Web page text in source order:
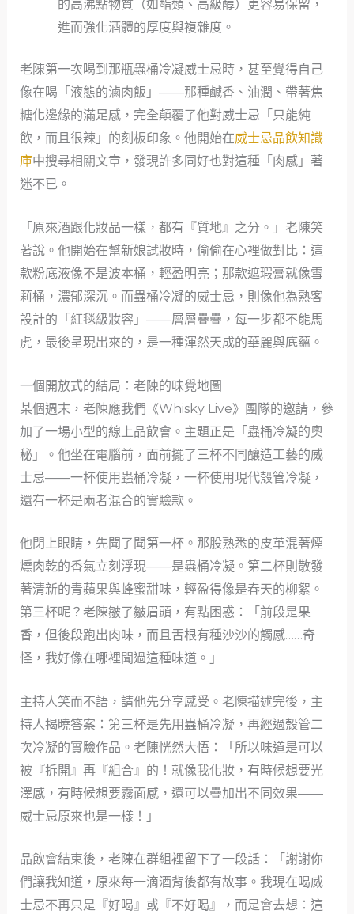
的高沸點物質（如酯類、高級醇）更容易保留，
進而強化酒體的厚度與複雜度。
老陳第一次喝到那瓶蟲桶冷凝威士忌時，甚至覺得自己
像在喝「液態的滷肉飯」——那種鹹香、油潤、帶著焦
糖化邊緣的滿足感，完全顛覆了他對威士忌「只能純
飲，而且很辣」的刻板印象。他開始在威士忌品飲知識
庫中搜尋相關文章，發現許多同好也對這種「肉感」著
迷不已。
「原來酒跟化妝品一樣，都有『質地』之分。」老陳笑
著說。他開始在幫新娘試妝時，偷偷在心裡做對比：這
款粉底液像不是波本桶，輕盈明亮；那款遮瑕膏就像雪
莉桶，濃郁深沉。而蟲桶冷凝的威士忌，則像他為熟客
設計的「紅毯級妝容」——層層疊疊，每一步都不能馬
虎，最後呈現出來的，是一種渾然天成的華麗與底蘊。
一個開放式的結局：老陳的味覺地圖
某個週末，老陳應我們《Whisky Live》團隊的邀請，參
加了一場小型的線上品飲會。主題正是「蟲桶冷凝的奧
秘」。他坐在電腦前，面前擺了三杯不同釀造工藝的威
士忌——一杯使用蟲桶冷凝，一杯使用現代殼管冷凝，
還有一杯是兩者混合的實驗款。
他閉上眼睛，先聞了聞第一杯。那股熟悉的皮革混著煙
燻肉乾的香氣立刻浮現——是蟲桶冷凝。第二杯則散發
著清新的青蘋果與蜂蜜甜味，輕盈得像是春天的柳絮。
第三杯呢？老陳皺了皺眉頭，有點困惑：「前段是果
香，但後段跑出肉味，而且舌根有種沙沙的觸感……奇
怪，我好像在哪裡聞過這種味道。」
主持人笑而不語，請他先分享感受。老陳描述完後，主
持人揭曉答案：第三杯是先用蟲桶冷凝，再經過殼管二
次冷凝的實驗作品。老陳恍然大悟：「所以味道是可以
被『拆開』再『組合』的！就像我化妝，有時候想要光
澤感，有時候想要霧面感，還可以疊加出不同效果——
威士忌原來也是一樣！」
品飲會結束後，老陳在群組裡留下了一段話：「謝謝你
們讓我知道，原來每一滴酒背後都有故事。我現在喝威
士忌不再只是『好喝』或『不好喝』，而是會去想：這